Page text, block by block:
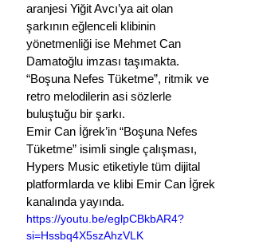
aranjesi Yiğit Avcı’ya ait olan
şarkının eğlenceli klibinin
yönetmenliği ise Mehmet Can
Damatoğlu imzası taşımakta.
“Boşuna Nefes Tüketme”, ritmik ve
retro melodilerin asi sözlerle
buluştuğu bir şarkı.
Emir Can İğrek’in “Boşuna Nefes
Tüketme” isimli single çalışması,
Hypers Music etiketiyle tüm dijital
platformlarda ve klibi Emir Can İğrek
kanalında yayında.
https://youtu.be/eglpCBkbAR4?
si=Hssbq4X5szAhzVLK